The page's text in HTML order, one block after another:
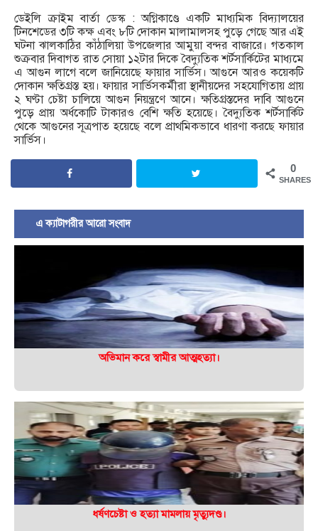
ডেইলি ক্রাইম বার্তা ডেস্ক : অগ্নিকাণ্ডে একটি মাধ্যমিক বিদ্যালয়ের
টিনশেডের ৩টি কক্ষ এবং ৮টি দোকান মালামালসহ পুড়ে গেছে আর এই
ঘটনা ঝালকাঠির কাঁঠালিয়া উপজেলার আমুয়া বন্দর বাজারে। গতকাল
শুক্রবার দিবাগত রাত সোয়া ১২টার দিকে বৈদ্যুতিক শর্টসার্কিটের মাধ্যমে
এ আগুন লাগে বলে জানিয়েছে ফায়ার সার্ভিস। আগুনে আরও কয়েকটি
দোকান ক্ষতিগ্রস্ত হয়। ফায়ার সার্ভিসকর্মীরা স্থানীয়দের সহযোগিতায় প্রায়
২ ঘণ্টা চেষ্টা চালিয়ে আগুন নিয়ন্ত্রণে আনে। ক্ষতিগ্রস্তদের দাবি আগুনে
পুড়ে প্রায় অর্ধকোটি টাকারও বেশি ক্ষতি হয়েছে। বৈদ্যুতিক শর্টসার্কিট
থেকে আগুনের সূত্রপাত হয়েছে বলে প্রাথমিকভাবে ধারণা করছে ফায়ার
সার্ভিস।
0
SHARES
এ ক্যাটাগরীর আরো সংবাদ
অভিমান করে স্বামীর আত্মহত্যা।
ধর্ষণচেষ্টা ও হত্যা মামলায় মৃত্যুদণ্ড।